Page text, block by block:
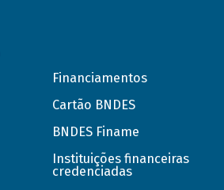
Financiamentos
Cartão BNDES
BNDES Finame
Instituições financeiras
credenciadas